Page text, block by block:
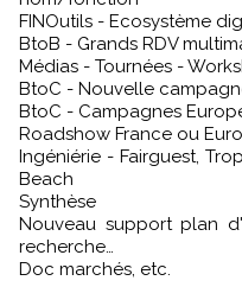
FINOutils - Ecosystème
BtoB - Grands RDV
Médias - Tournées -
BtoC - Nouvelle
BtoC - Campagnes
Roadshow France ou
Ingéniérie - Fairguest,
Beach
Synthèse
Nouveau support plan
recherche…
Doc marchés, etc.